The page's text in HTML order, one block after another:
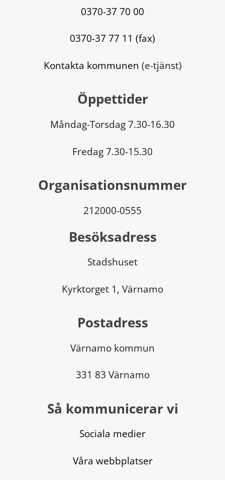
0370-37 70 00
0370-37 77 11 (fax)
Kontakta kommunen (e-tjänst)
Öppettider
Måndag-Torsdag 7.30-16.30
Fredag 7.30-15.30
Organisationsnummer
212000-0555
Besöksadress
Stadshuset
Kyrktorget 1, Värnamo
Postadress
Värnamo kommun
331 83 Värnamo
Så kommunicerar vi
Sociala medier
Våra webbplatser